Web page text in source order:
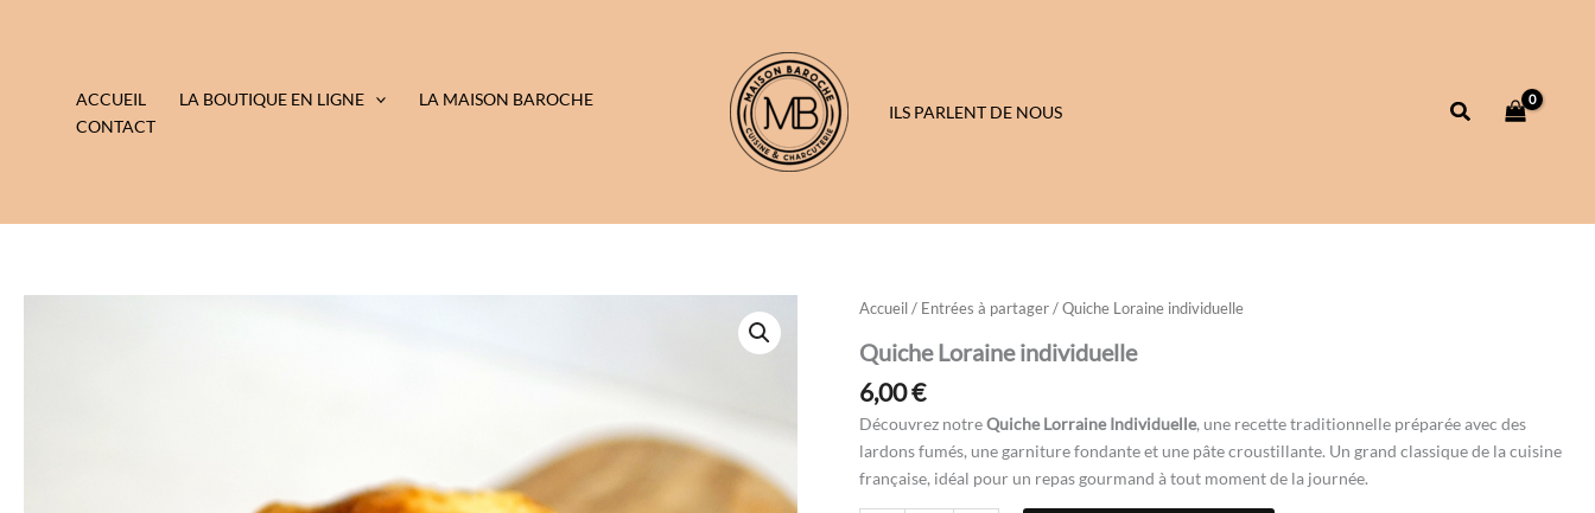
ACCUEIL
LA BOUTIQUE EN LIGNE
LA MAISON BAROCHE
CONTACT
ILS PARLENT DE NOUS Rechercher
Accueil/ Entrées à partager/ Quiche Loraine individuelle
Quiche Loraine individuelle
6,00€
Découvrez notreQuiche Lorraine Individuelle, une recette traditionnelle préparée avec des
lardons fumés, une garniture fondante et une pâte croustillante. Un grand classique de la cuisine
française, idéal pour un repas gourmand à tout moment de la journée.
quantité
Quiche
individuelle